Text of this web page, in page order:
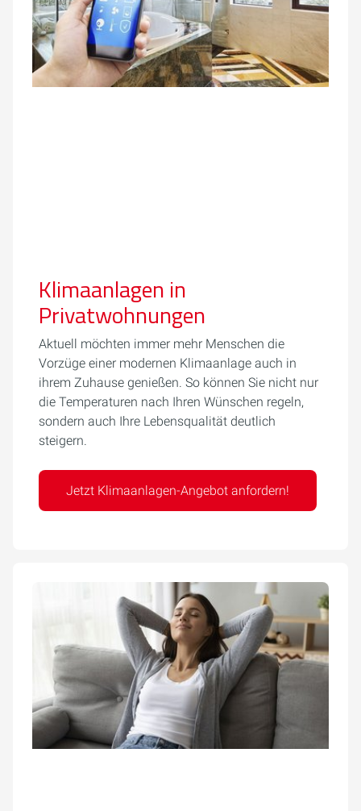
Klimaanlagen in
Privatwohnungen
Aktuell möchten immer mehr Menschen die
Vorzüge einer modernen Klimaanlage auch in
ihrem Zuhause genießen. So können Sie nicht nur
die Temperaturen nach Ihren Wünschen regeln,
sondern auch Ihre Lebensqualität deutlich
steigern.
Jetzt Klimaanlagen-Angebot anfordern!